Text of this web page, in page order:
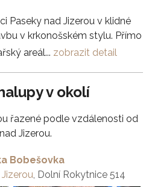
Paseky nad Jizerou v klidné
v krkonošském stylu. Přímo
areál... zobrazit detail
v okolí
řazené podle vzdálenosti od
Jizerou.
Bobešovka
, Dolní Rokytnice 514